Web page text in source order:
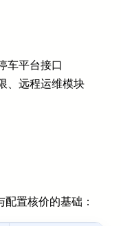
车平台接口
、远程运维模块
置核价的基础：